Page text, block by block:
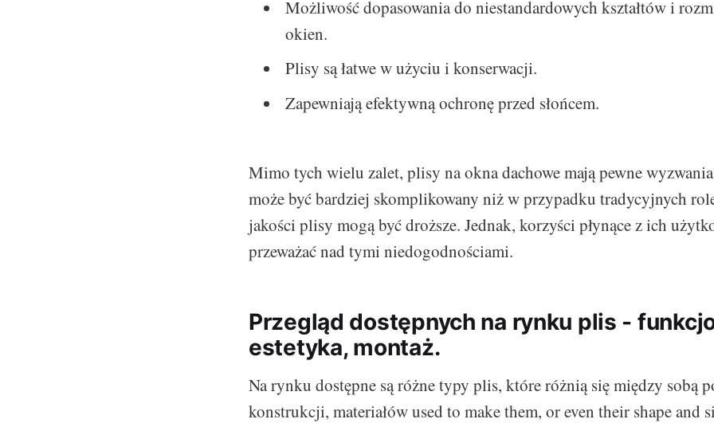
Możliwość dopasowania do niestandardowych kształtów i
okien.
Plisy są łatwe w użyciu i konserwacji.
Zapewniają efektywną ochronę przed słońcem.
Mimo tych wielu zalet, plisy na okna dachowe mają pewne
może być bardziej skomplikowany niż w przypadku tradycyjnych
jakości plisy mogą być droższe. Jednak, korzyści płynące z ich
przeważać nad tymi niedogodnościami.
Przegląd dostępnych na rynku plis -
estetyka, montaż.
Na rynku dostępne są różne typy plis, które różnią się między sobą
konstrukcji, materiałów used to make them, or even their shape and